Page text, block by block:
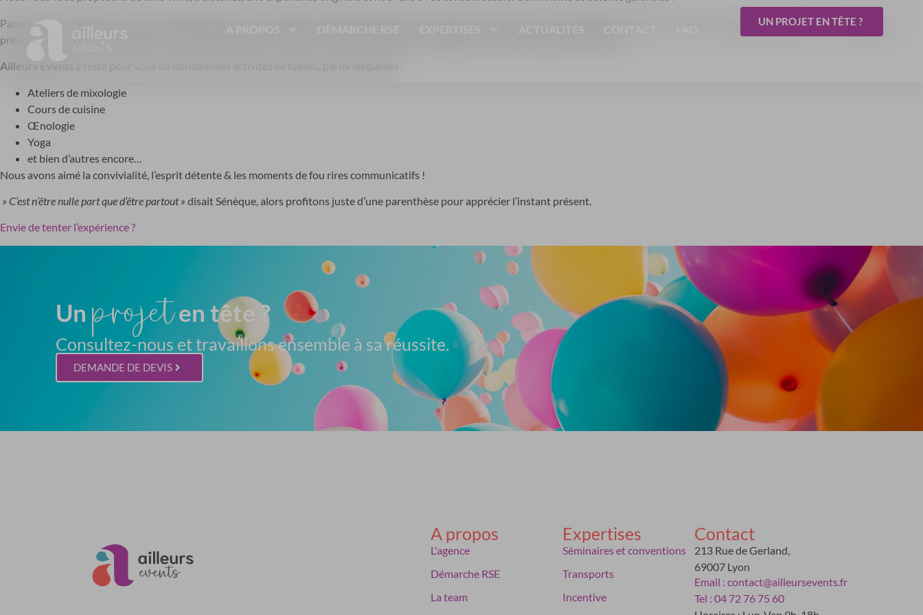
UN PROJET EN TÊTE ?
Parce que oui, bientôt un an que nombre d’entre nous sont intallés en télétravail et que les occasions de se réunir avec ses collègues se font rares. Alors, en attendant de pouvoir se retrouver en
présentiel, nous avons pensé à des moyens digitaux pour continuer à remercier et fédérer vos équipes et surtout rebooster leur moral.
Ailleurs Events
Ateliers de mixologie
Cours de cuisine
Œnologie
Yoga
et bien d’autres encore…
Nous avons aimé la convivialité, l’esprit détente & les moments de fou rires communicatifs !
» C’est n’être nulle part que d’être partout » disait Sénèque, alors profitons juste d’une parenthèse pour apprécier l’instant présent.
Envie de tenter l’expérience ?
Un projeten tête ?
Consultez-nous et travaillons ensemble à sa réussite.
DEMANDE DE DEVIS
A propos
L'agence
Démarche RSE
La team
Expertises
Séminaires et conventions
Transports
Incentive
Contact
213 Rue de Gerland,
69007 Lyon
Email : contact@ailleursevents.fr
Tel : 04 72 76 75 60